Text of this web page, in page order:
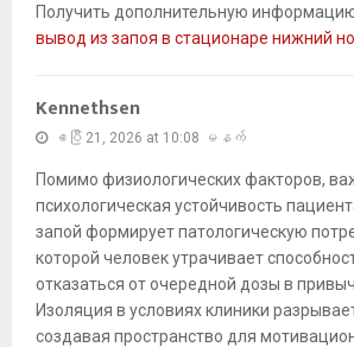
Получить дополнительную
вывод из запоя в стационаре нижний
Kennethsen
ဧပြီ 21, 2026 at 10:08 မနက်
Помимо физиологических факторов,
психологическая устойчивость
запой формирует патологическую
которой человек утрачивает
отказаться от очередной дозы в
Изоляция в условиях клиники
создавая пространство для